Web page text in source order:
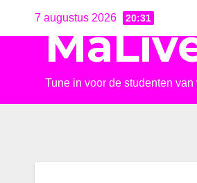
7 augustus 2026 20:31
Tune in voor de studenten van